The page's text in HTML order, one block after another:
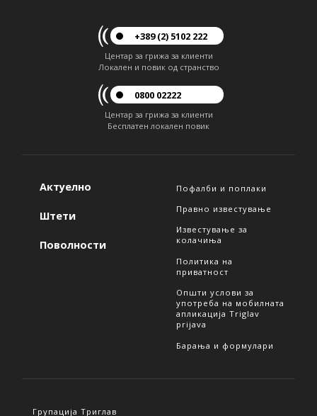
+389 (2) 5102 222
Центар за грижа за клиенти
Локален и повик од странство
0800 02222
Центар за грижа за клиенти
Бесплатен локален повик
Актуелно
Штети
Поволности
Пофалби и поплаки
Правно известување
Известување за
колачиња
Политика на
приватност
Општи услови за
употреба на мобилната
апликација Triglav
prijava
Барања и формулари
Групација Триглав